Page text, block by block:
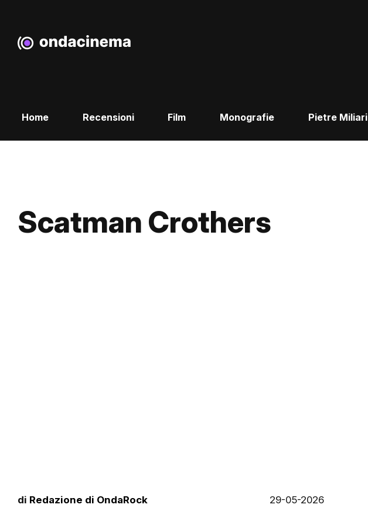
Home Recensioni Film Monografie Pietre Miliari
Scatman Crothers
di Redazione di OndaRock 29-05-2026